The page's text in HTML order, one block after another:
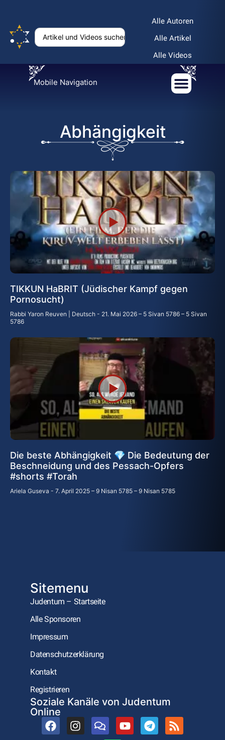
Alle Autoren
Alle Artikel
Alle Videos
Mobile Navigation
Abhängigkeit
TIKKUN HaBRIT (Jüdischer Kampf gegen
Pornosucht)
Rabbi Yaron Reuven | Deutsch
21. Mai 2026 – 5 Sivan 5786 – 5 Sivan
5786
Die beste Abhängigkeit 💎 Die Bedeutung der
Beschneidung und des Pessach-Opfers
#shorts #Torah
Ariela Guseva 7. April 2025 – 9 Nisan 5785 – 9 Nisan 5785
Sitemenu
Judentum – Startseite
Alle Sponsoren
Impressum
Datenschutzerklärung
Kontakt
Registrieren
Soziale Kanäle von Judentum
Online